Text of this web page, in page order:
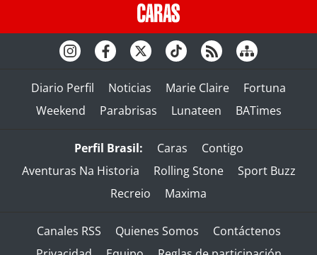
Diario Perfil Noticias Marie Claire
Fortuna
Weekend
Parabrisas Lunateen BATimes
Perfil Brasil: Caras
Contigo
Aventuras Na Historia
Rolling Stone
Sport Buzz
Recreio
Maxima
Canales RSS Quienes Somos
Contáctenos